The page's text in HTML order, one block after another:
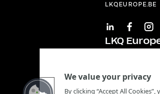
LKQEUROPE.BE
LINKEDINFACEBOOK
LKQ
We value your privacy
By clicking “Accept All